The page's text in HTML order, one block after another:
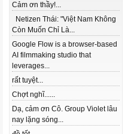
Cảm ơn thầy!...
Netizen Thái: "Việt Nam Không
Còn Muốn Chỉ Là...
Google Flow is a browser-based
AI filmmaking studio that
leverages...
rất tuyệt...
Chợt nghĩ......
Dạ, cảm ơn Cô. Group Violet lâu
nay lặng sóng...